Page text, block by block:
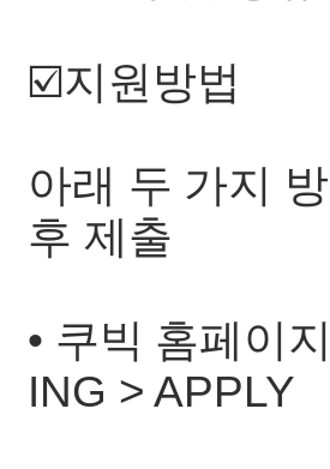
☑️지원방법
아래 두 가지
후 제출
• 쿠빅 홈페이
ING > APPLY